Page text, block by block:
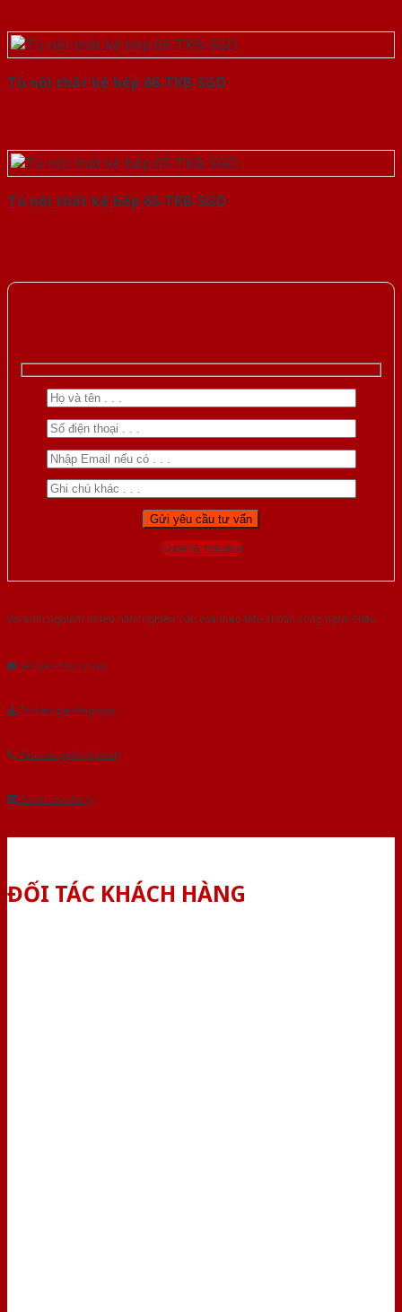
Tủ nội thất kệ bếp 66-TKB-SGD
Tủ nội thất kệ bếp 65-TKB-SGD
Gọi 0976.169.864
Với kinh nghiệm nhiêu năm nghiên cứu cửa theo tiêu chuẩn công nghệ Châu
Gửi yêu cầu tư vấn
Tải báo giá tổng hợp
Yêu cầu gọi lại (3 phút)
Dành cho đại lý
ĐỐI TÁC KHÁCH HÀNG